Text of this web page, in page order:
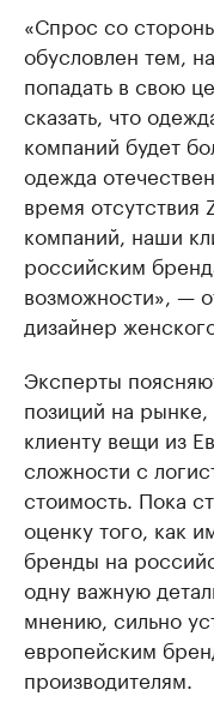
«Спрос со
обусловлен тем,
попадать в свою
сказать, что
компаний будет
одежда
время отсутствия
компаний, наши
российским
возможности», —
дизайнер
Эксперты
позиций на
клиенту вещи из
сложности с
стоимость. Пока
оценку того, как
бренды на
одну важную
мнению, сильно
европейским
производителям.